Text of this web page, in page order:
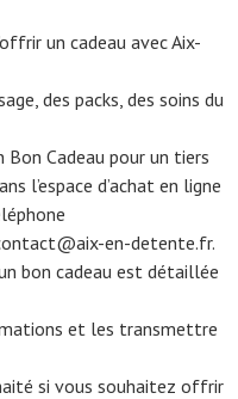
un cadeau avec Aix-
des packs, des soins du
Bon Cadeau pour un tiers
l’espace d’achat en ligne
en-detente.fr.
bon cadeau est détaillée
et les transmettre
si vous souhaitez offrir